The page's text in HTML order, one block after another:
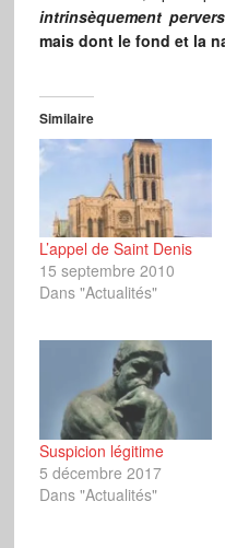
intrinsèquement
mais dont le fond et la
Similaire
L’appel de Saint Denis
15 septembre 2010
Dans "Actualités"
Suspicion légitime
5 décembre 2017
Dans "Actualités"